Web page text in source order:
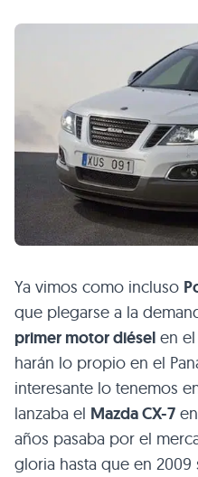
Ya vimos como incluso
que plegarse a la
primer motor diésel en
harán lo propio en el
interesante lo tenemos
lanzaba el Mazda CX-7
años pasaba por el
gloria hasta que en